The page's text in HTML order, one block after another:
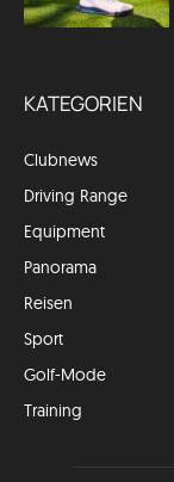
KATEGORIEN
Clubnews
Driving Range
Equipment
Panorama
Reisen
Sport
Golf-Mode
Training